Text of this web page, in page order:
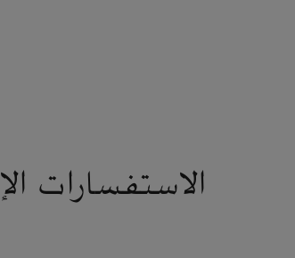
الاستفسارات